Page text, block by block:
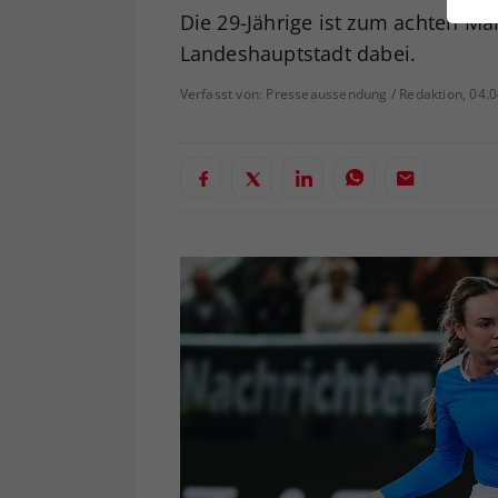
Die 29-Jährige ist zum achten
Landeshauptstadt dabei.
Verfasst von: Presseaussendung / Redaktion,